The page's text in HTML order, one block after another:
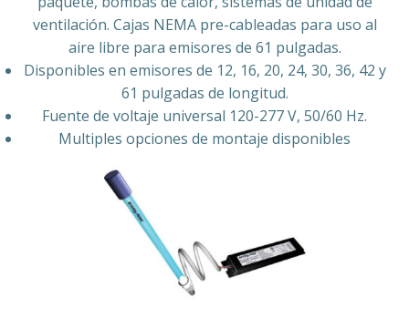
ventilación. Cajas NEMA pre-cableadas para uso al
aire libre para emisores de 61 pulgadas.
Disponibles en emisores de 12, 16, 20, 24, 30, 36, 42 y
61 pulgadas de longitud.
Fuente de voltaje universal 120-277 V, 50/60 Hz.
Multiples opciones de montaje disponibles